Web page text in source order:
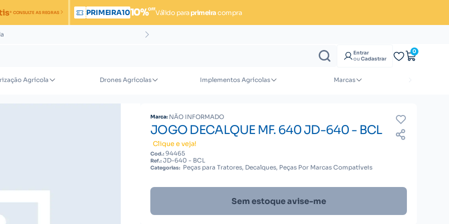
* CONSULTE AS REGRAS PRIMEIRA1010%OFFVálido paraprimeiracompra
Entrar
ouCadastrar
0
Agrícola Drones Agrícolas Implementos Agrícolas Marcas
Marca: NÃO INFORMADO
JOGO DECALQUE MF. 640 JD-640 - BCL
Clique e veja!
Cod.:94465
Ref.:JD-640 - BCL
Categorias: Peças para Tratores, Decalques, Peças Por Marcas Compatíveis
Sem estoque avise-me